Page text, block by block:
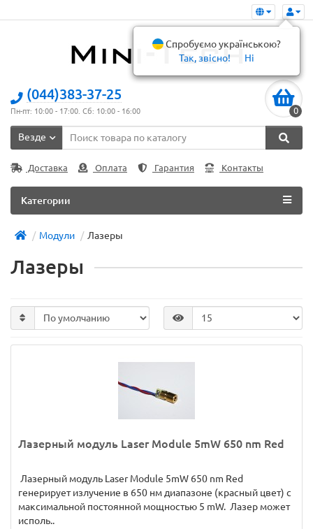
(044)383-37-25
Пн-пт: 10:00 - 17:00. Сб: 10:00 - 16:00 0
Везде
Доставка Оплата Гарантия Контакты
Категории
Модули Лазеры
Лазеры
Лазерный модуль Laser Module 5mW 650 nm Red
Лазерный модуль Laser Module 5mW 650 nm Red
генерирует излучение в 650 нм диапазоне (красный цвет) с
максимальной постоянной мощностью 5 mW. Лазер может
исполь..
Спробуємо українською?
Так, звісно!
Ні